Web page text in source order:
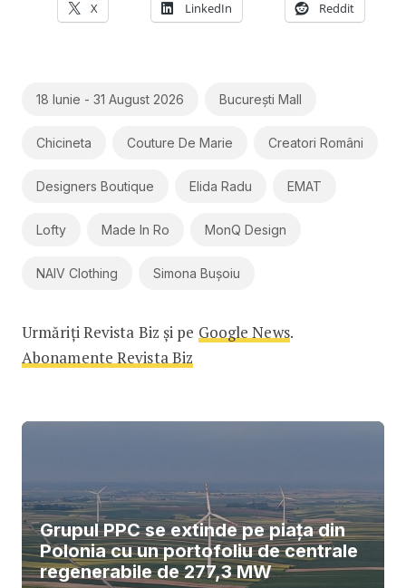
X LinkedIn Reddit
18 Iunie - 31 August 2026 București Mall
Chicineta Couture De Marie Creatori Români
Designers Boutique Elida Radu EMAT
Lofty Made In Ro MonQ Design
NAIV Clothing Simona Bușoiu
Urmăriți Revista Biz și pe Google News.
Abonamente Revista Biz
Grupul PPC se extinde pe piața din
Polonia cu un portofoliu de centrale
regenerabile de 277,3 MW